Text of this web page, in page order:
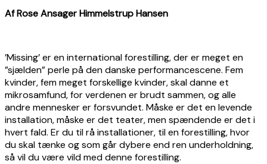
Af Rose Ansager Himmelstrup Hansen
’Missing’ er en international forestilling, der er meget en
”sjælden” perle på den danske performancescene. Fem
kvinder, fem meget forskellige kvinder, skal danne et
mikrosamfund, for verdenen er brudt sammen, og alle
andre mennesker er forsvundet. Måske er det en levende
installation, måske er det teater, men spændende er det i
hvert fald. Er du til rå installationer, til en forestilling, hvor
du skal tænke og som går dybere end ren underholdning,
så vil du være vild med denne forestilling.